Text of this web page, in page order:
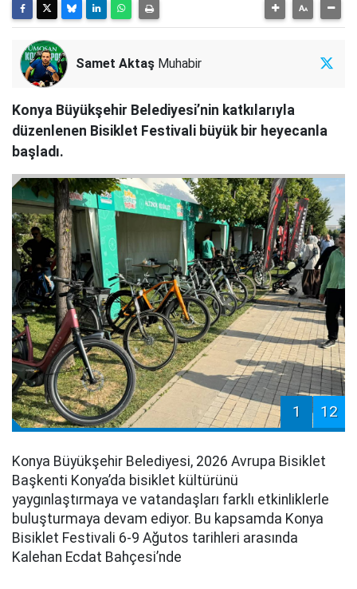
Samet Aktaş Muhabir
Konya Büyükşehir Belediyesi’nin katkılarıyla
düzenlenen Bisiklet Festivali büyük bir heyecanla
başladı.
1 12
Konya Büyükşehir Belediyesi, 2026 Avrupa Bisiklet
Başkenti Konya’da bisiklet kültürünü
yaygınlaştırmaya ve vatandaşları farklı etkinliklerle
buluşturmaya devam ediyor. Bu kapsamda Konya
Bisiklet Festivali 6-9 Ağutos tarihleri arasında
Kalehan Ecdat Bahçesi’nde